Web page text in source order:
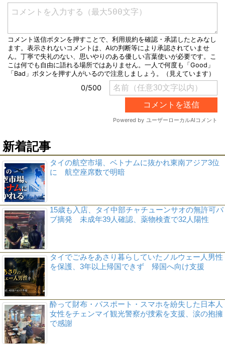
新着記事
タイの航空市場、ベトナムに抜かれ東南アジア3位
に 航空座席数で明暗
15歳も入店、タイ中部チャチューンサオの無許可パ
ブ摘発 未成年39人確認、薬物検査で32人陽性
タイでごみをあさり暮らしていたノルウェー人男性
を保護、3年以上帰国できず 帰国へ向け支援
酔って財布・パスポート・スマホを紛失した日本人
女性をチェンマイ観光警察が捜索を支援、涙の抱擁
で感謝